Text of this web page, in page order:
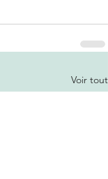
Voir tout